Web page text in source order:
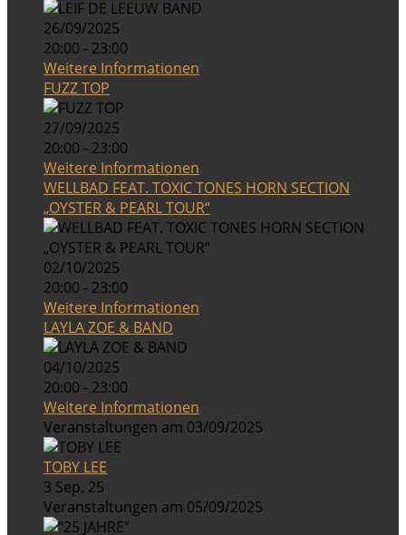
26/09/2025
20:00 - 23:00
Weitere Informationen
FUZZ TOP
27/09/2025
20:00 - 23:00
Weitere Informationen
WELLBAD FEAT. TOXIC TONES HORN SECTION
„OYSTER & PEARL TOUR“
02/10/2025
20:00 - 23:00
Weitere Informationen
LAYLA ZOE & BAND
04/10/2025
20:00 - 23:00
Weitere Informationen
Veranstaltungen am 03/09/2025
TOBY LEE
3 Sep. 25
Veranstaltungen am 05/09/2025